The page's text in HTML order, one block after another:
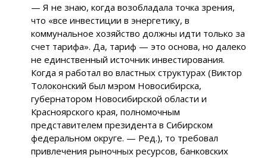
— Я не знаю, когда возобладала точка зрения,
что «все инвестиции в энергетику, в
коммунальное хозяйство должны идти только за
счет тарифа». Да, тариф — это основа, но далеко
не единственный источник инвестирования.
Когда я работал во властных структурах (Виктор
Толоконский был мэром Новосибирска,
губернатором Новосибирской области и
Красноярского края, полномочным
представителем президента в Сибирском
федеральном округе. — Ред.), то требовал
привлечения рыночных ресурсов, банковских